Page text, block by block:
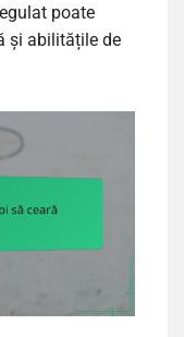
poate
și abilitățile de